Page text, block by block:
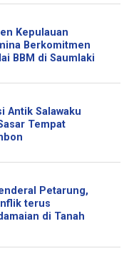
Kepulauan
Berkomitmen
BBM di Saumlaki
Antik Salawaku
Tempat
Petarung,
terus
di Tanah